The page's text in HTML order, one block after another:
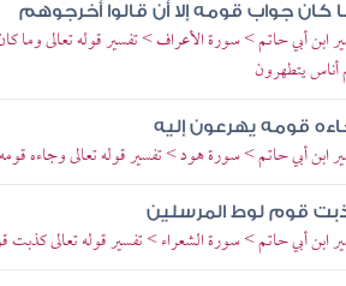
كان جواب قومه إلا أن قالوا أخرجوهم
ابن أبي حاتم > سورة الأعراف > تفسير قوله تعالى
أناس يتطهرون
قومه يهرعون إليه
ابن أبي حاتم > سورة هود > تفسير قوله تعالى وجاءه
قوم لوط المرسلين
ابن أبي حاتم > سورة الشعراء > تفسير قوله تعالى كذبت